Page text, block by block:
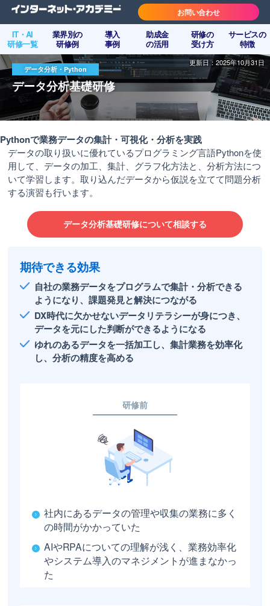
IT・AI
研修一覧
業界別の
研修例
導入
事例
助成金
の活用
研修の
受け方
サービスの
特徴
お問い合わせ
更新日：2025年10月31日
データ分析・Python
データ分析基礎研修
Pythonで業務データの集計・可視化・分析を実践
データの取り扱いに優れているプログラミング言語Pythonを使
用して、データの加工、集計、グラフ化方法と、分析方法につ
いて学習します。取り込んだデータから仮説を立てて問題分析
する演習も行います。
データ分析基礎研修について相談する
期待できる効果
自社の業務データをプログラムで集計・分析できる
ようになり、課題発見と解決につながる
DX時代に欠かせないデータリテラシーが身につき、
データを元にした判断ができるようになる
ゆれのあるデータを一括加工し、集計業務を効率化
し、分析の精度を高める
研修前
社内にあるデータの管理や収集の業務に多く
の時間がかかっていた
AIやRPAについての理解が浅く、業務効率化
やシステム導入のマネジメントが進まなかっ
た